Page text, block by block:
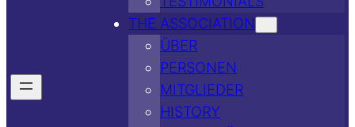
THE ASSOCIATION
ÜBER
PERSONEN
MITGLIEDER
HISTORY